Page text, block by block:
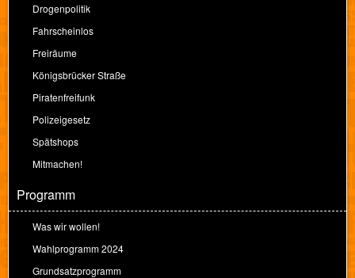
Drogenpolitik
Fahrscheinlos
Freiräume
Königsbrücker Straße
Piratenfreifunk
Polizeigesetz
Spätshops
Mitmachen!
Programm
Was wir wollen!
Wahlprogramm 2024
Grundsatzprogramm